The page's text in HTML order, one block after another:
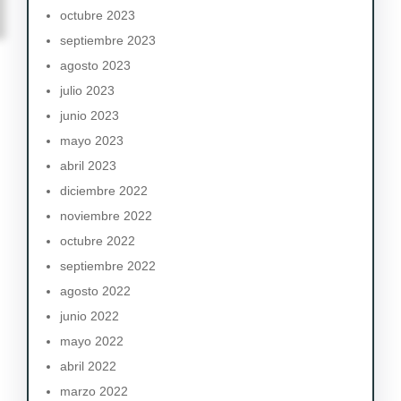
octubre 2023
septiembre 2023
agosto 2023
julio 2023
junio 2023
mayo 2023
abril 2023
diciembre 2022
noviembre 2022
octubre 2022
septiembre 2022
agosto 2022
junio 2022
mayo 2022
abril 2022
marzo 2022